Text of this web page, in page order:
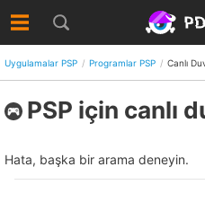
Uygulamalar PSP Programlar PSP Canlı
PSP için canlı
Hata, başka bir arama deneyin.